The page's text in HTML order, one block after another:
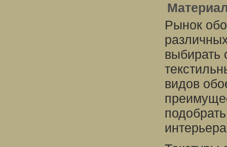
Рынок
выбирать
видов